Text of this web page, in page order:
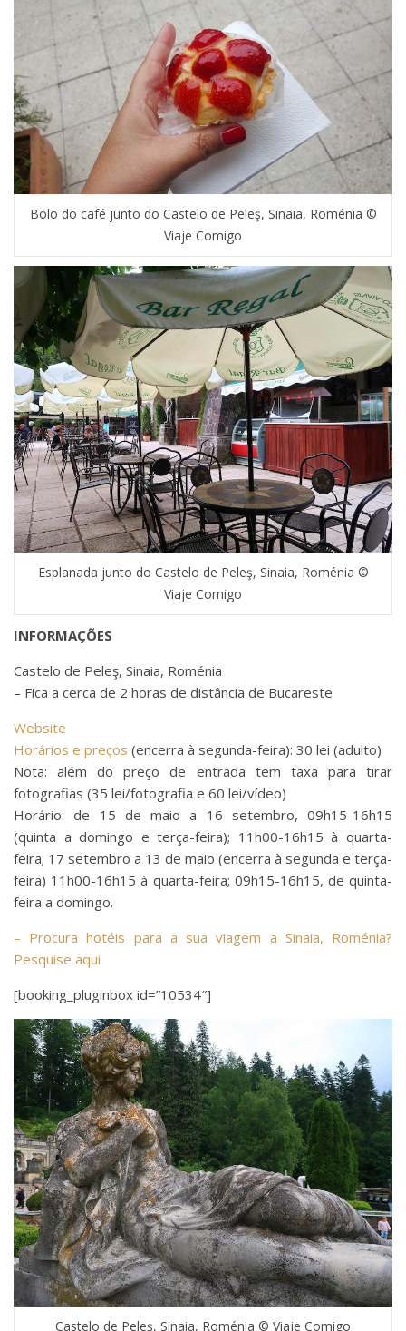
Bolo do café junto do Castelo de Peleş, Sinaia, Roménia ©
Viaje Comigo
Esplanada junto do Castelo de Peleş, Sinaia, Roménia ©
Viaje Comigo
INFORMAÇÕES
Castelo de Peleş, Sinaia, Roménia
– Fica a cerca de 2 horas de distância de Bucareste
Website
Horários e preços (encerra à segunda-feira): 30 lei (adulto)
Nota: além do preço de entrada tem taxa para tirar
fotografias (35 lei/fotografia e 60 lei/vídeo)
Horário: de 15 de maio a 16 setembro, 09h15-16h15
(quinta a domingo e terça-feira); 11h00-16h15 à quarta-
feira; 17 setembro a 13 de maio (encerra à segunda e terça-
feira) 11h00-16h15 à quarta-feira; 09h15-16h15, de quinta-
feira a domingo.
– Procura hotéis para a sua viagem a Sinaia, Roménia?
Pesquise aqui
[booking_pluginbox id=”10534″]
Castelo de Peleş, Sinaia, Roménia © Viaje Comigo